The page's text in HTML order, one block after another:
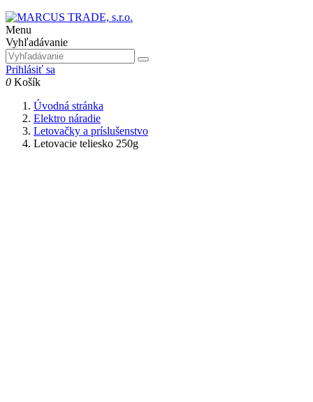
Menu
Vyhľadávanie
Prihlásiť sa
0 Košík
Úvodná stránka
Elektro náradie
Letovačky a príslušenstvo
Letovacie teliesko 250g